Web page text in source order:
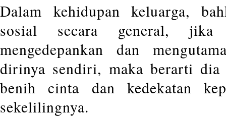
Dalam kehidupan keluarga,
sosial secara general, jika
mengedepankan dan
dirinya sendiri, maka berarti dia
benih cinta dan kedekatan
sekelilingnya.